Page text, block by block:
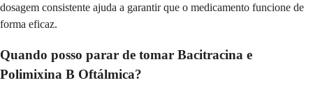
dosagem consistente ajuda a garantir que o medicamento funcione de
forma eficaz.
Quando posso parar de tomar Bacitracina e
Polimixina B Oftálmica?